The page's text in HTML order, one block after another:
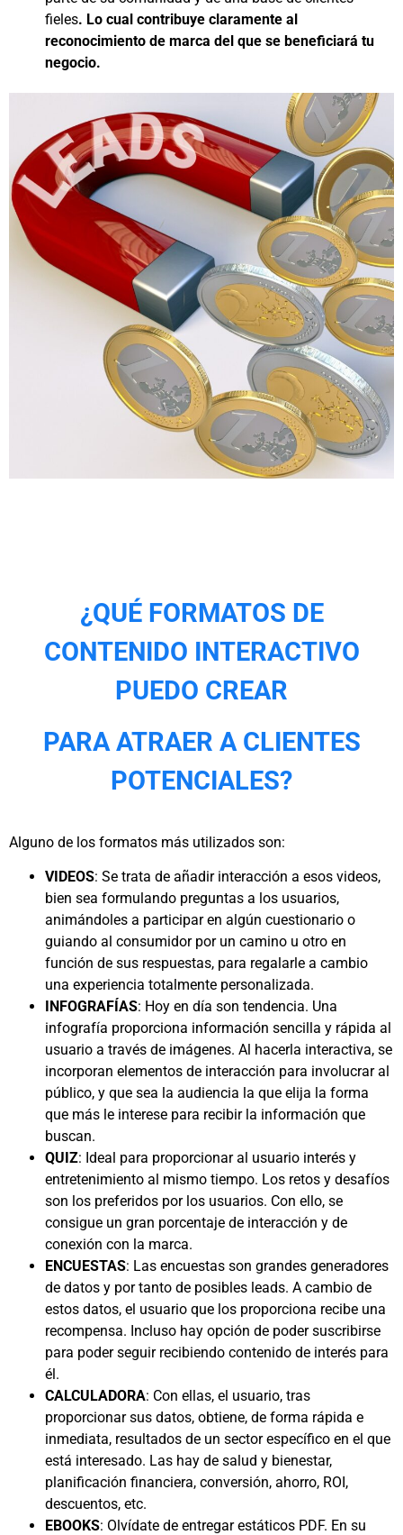
fieles. Lo cual contribuye claramente al
reconocimiento de marca del que se beneficiará tu
negocio.
¿QUÉ FORMATOS DE
CONTENIDO INTERACTIVO
PUEDO CREAR
PARA ATRAER A CLIENTES
POTENCIALES?
Alguno de los formatos más utilizados son:
VIDEOS: Se trata de añadir interacción a esos videos,
bien sea formulando preguntas a los usuarios,
animándoles a participar en algún cuestionario o
guiando al consumidor por un camino u otro en
función de sus respuestas, para regalarle a cambio
una experiencia totalmente personalizada.
INFOGRAFÍAS: Hoy en día son tendencia. Una
infografía proporciona información sencilla y rápida al
usuario a través de imágenes. Al hacerla interactiva, se
incorporan elementos de interacción para involucrar al
público, y que sea la audiencia la que elija la forma
que más le interese para recibir la información que
buscan.
QUIZ: Ideal para proporcionar al usuario interés y
entretenimiento al mismo tiempo. Los retos y desafíos
son los preferidos por los usuarios. Con ello, se
consigue un gran porcentaje de interacción y de
conexión con la marca.
ENCUESTAS: Las encuestas son grandes generadores
de datos y por tanto de posibles leads. A cambio de
estos datos, el usuario que los proporciona recibe una
recompensa. Incluso hay opción de poder suscribirse
para poder seguir recibiendo contenido de interés para
él.
CALCULADORA: Con ellas, el usuario, tras
proporcionar sus datos, obtiene, de forma rápida e
inmediata, resultados de un sector específico en el que
está interesado. Las hay de salud y bienestar,
planificación financiera, conversión, ahorro, ROI,
descuentos, etc.
EBOOKS: Olvídate de entregar estáticos PDF. En su